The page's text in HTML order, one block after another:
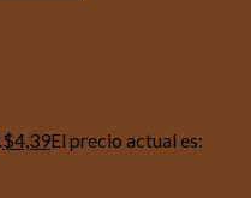
$4,39El precio actual es: